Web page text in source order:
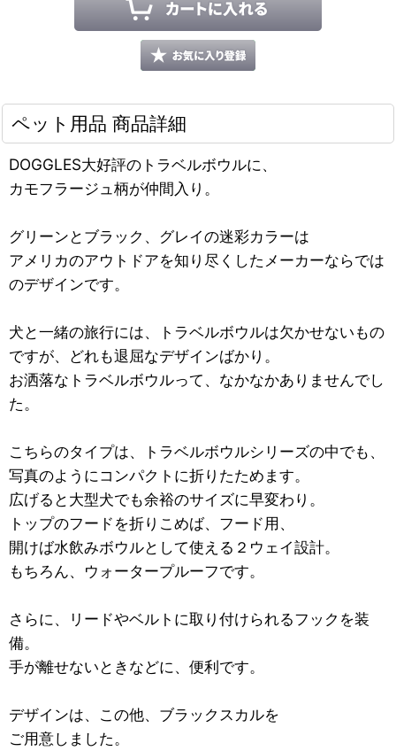
ペット用品 商品詳細
DOGGLES大好評のトラベルボウルに、
カモフラージュ柄が仲間入り。
グリーンとブラック、グレイの迷彩カラーは
アメリカのアウトドアを知り尽くしたメーカーならでは
のデザインです。
犬と一緒の旅行には、トラベルボウルは欠かせないもの
ですが、どれも退屈なデザインばかり。
お洒落なトラベルボウルって、なかなかありませんでし
た。
こちらのタイプは、トラベルボウルシリーズの中でも、
写真のようにコンパクトに折りたためます。
広げると大型犬でも余裕のサイズに早変わり。
トップのフードを折りこめば、フード用、
開けば水飲みボウルとして使える２ウェイ設計。
もちろん、ウォータープルーフです。
さらに、リードやベルトに取り付けられるフックを装
備。
手が離せないときなどに、便利です。
デザインは、この他、ブラックスカルを
ご用意しました。